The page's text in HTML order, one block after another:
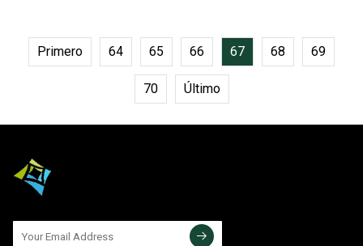
Primero 64 65 66 67 68 69
70 Último